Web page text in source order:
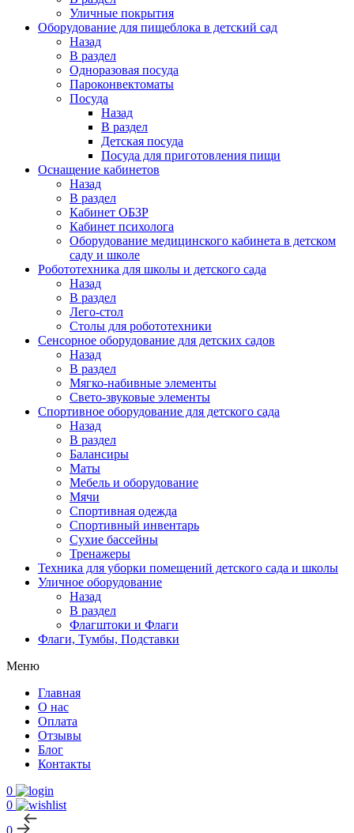
Уличные покрытия
Оборудование для пищеблока в детский сад
Назад
В раздел
Одноразовая посуда
Пароконвектоматы
Посуда
Назад
В раздел
Детская посуда
Посуда для приготовления пищи
Оснащение кабинетов
Назад
В раздел
Кабинет ОБЗР
Кабинет психолога
Оборудование медицинского кабинета в детском
саду и школе
Робототехника для школы и детского сада
Назад
В раздел
Лего-стол
Столы для робототехники
Сенсорное оборудование для детских садов
Назад
В раздел
Мягко-набивные элементы
Свето-звуковые элементы
Спортивное оборудование для детского сада
Назад
В раздел
Балансиры
Маты
Мебель и оборудование
Мячи
Спортивная одежда
Спортивный инвентарь
Сухие бассейны
Тренажеры
Техника для уборки помещений детского сада и школы
Уличное оборудование
Назад
В раздел
Флагштоки и Флаги
Флаги, Тумбы, Подставки
Меню
Главная
О нас
Оплата
Отзывы
Блог
Контакты
0
0
0